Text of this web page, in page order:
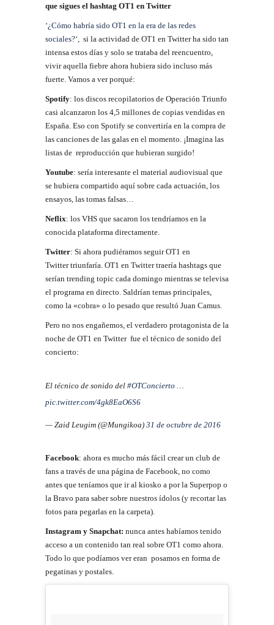
que sigues el hashtag OT1 en Twitter
‘¿Cómo habría sido OT1 en la era de las redes
sociales?‘, si la actividad de OT1 en Twitter ha sido tan
intensa estos días y solo se trataba del reencuentro,
vivir aquella fiebre ahora hubiera sido incluso más
fuerte. Vamos a ver porqué:
Spotify: los discos recopilatorios de Operación Triunfo
casi alcanzaron los 4,5 millones de copias vendidas en
España. Eso con Spotify se convertiría en la compra de
las canciones de las galas en el momento. ¡Imagina las
listas de reproducción que hubieran surgido!
Youtube: sería interesante el material audiovisual que
se hubiera compartido aquí sobre cada actuación, los
ensayos, las tomas falsas…
Neflix: los VHS que sacaron los tendríamos en la
conocida plataforma directamente.
Twitter: Si ahora pudiéramos seguir OT1 en
Twitter triunfaría. OT1 en Twitter traería hashtags que
serían trending topic cada domingo mientras se televisa
el programa en directo. Saldrían temas principales,
como la «cobra» o lo pesado que resultó Juan Camus.
Pero no nos engañemos, el verdadero protagonista de la
noche de OT1 en Twitter fue el técnico de sonido del
concierto:
El técnico de sonido del #OTConcierto
pic.twitter.com/4gk8EaO6S6
— Zaid Leugim (@Mungikoa) 31 de octubre de 2016
Facebook: ahora es mucho más fácil crear un club de
fans a través de una página de Facebook, no como
antes que teníamos que ir al kiosko a por la Superpop o
la Bravo para saber sobre nuestros ídolos (y recortar las
fotos para pegarlas en la carpeta).
Instagram y Snapchat: nunca antes habíamos tenido
acceso a un contenido tan real sobre OT1 como ahora.
Todo lo que podíamos ver eran posamos en forma de
pegatinas y postales.